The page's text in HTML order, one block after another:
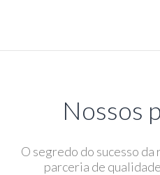
Nossos
O segredo do sucesso
parceria de